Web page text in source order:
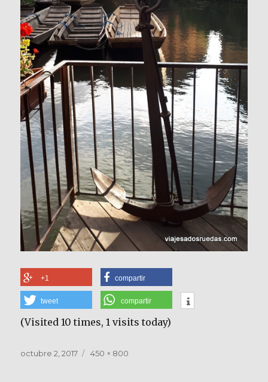
+1 compartir
tweet compartir
(Visited 10 times, 1 visits today)
Publicado
octubre 2, 2017
Tamaño
450 × 800